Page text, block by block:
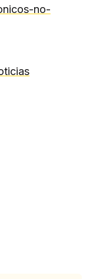
no-